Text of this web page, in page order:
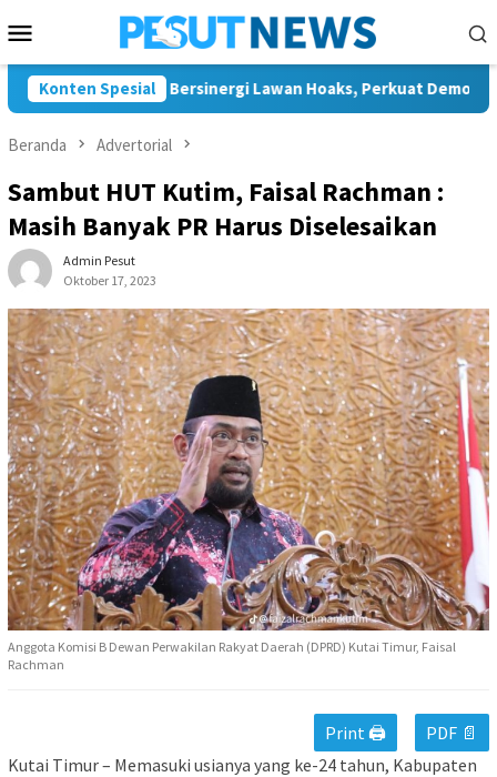
ke
Mobile
Konten Spesial
Bontang Bersinergi Lawan Hoaks, Perkuat Demokrasi
Beranda Advertorial
Sambut HUT Kutim, Faisal Rachman :
Masih Banyak PR Harus Diselesaikan
Admin Pesut
Oktober 17, 2023
Anggota Komisi B Dewan Perwakilan Rakyat Daerah (DPRD) Kutai Timur, Faisal
Rachman
Print 🖨
PDF 📄
Kutai Timur – Memasuki usianya yang ke-24 tahun, Kabupaten